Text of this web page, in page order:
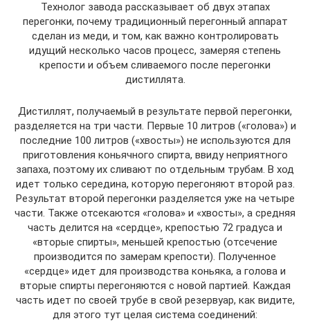
Технолог завода рассказывает об двух этапах
перегонки, почему традиционный перегонный аппарат
сделан из меди, и том, как важно контролировать
идущий несколько часов процесс, замеряя степень
крепости и объем сливаемого после перегонки
дистиллята.
Дистиллят, получаемый в результате первой перегонки,
разделяется на три части. Первые 10 литров («голова») и
последние 100 литров («хвосты») не используются для
приготовления коньячного спирта, ввиду неприятного
запаха, поэтому их сливают по отдельным трубам. В ход
идет только середина, которую перегоняют второй раз.
Результат второй перегонки разделяется уже на четыре
части. Также отсекаются «голова» и «хвосты», а средняя
часть делится на «сердце», крепостью 72 градуса и
«вторые спирты», меньшей крепостью (отсечение
производится по замерам крепости). Полученное
«сердце» идет для производства коньяка, а голова и
вторые спирты перегоняются с новой партией. Каждая
часть идет по своей трубе в свой резервуар, как видите,
для этого тут целая система соединений: